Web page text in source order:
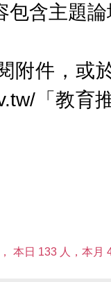
包含主題
附件，或
「教育
本日 133 人，本月